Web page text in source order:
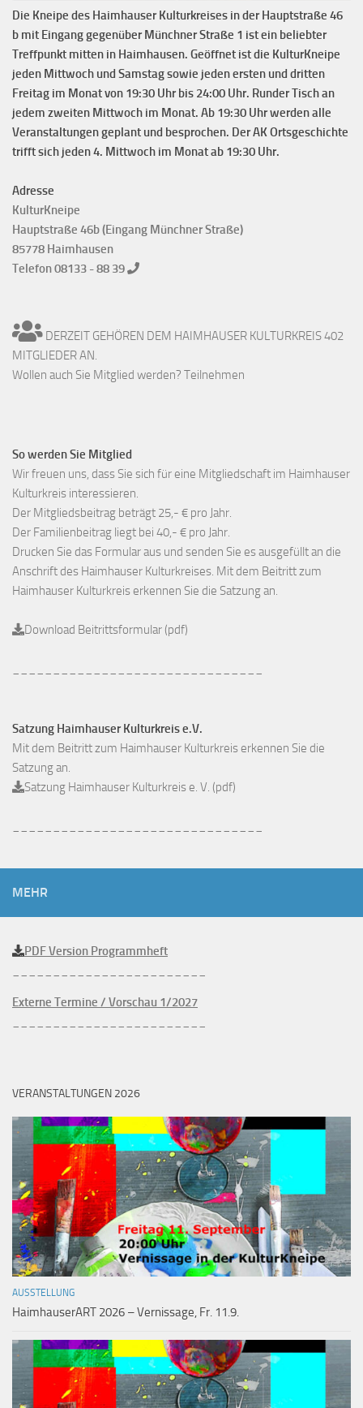
Die Kneipe des Haimhauser Kulturkreises in der Hauptstraße 46
b mit Eingang gegenüber Münchner Straße 1 ist ein beliebter
Treffpunkt mitten in Haimhausen. Geöffnet ist die KulturKneipe
jeden Mittwoch und Samstag sowie jeden ersten und dritten
Freitag im Monat von 19:30 Uhr bis 24:00 Uhr. Runder Tisch an
jedem zweiten Mittwoch im Monat. Ab 19:30 Uhr werden alle
Veranstaltungen geplant und besprochen. Der AK Ortsgeschichte
trifft sich jeden 4. Mittwoch im Monat ab 19:30 Uhr.
Adresse
KulturKneipe
Hauptstraße 46b (Eingang Münchner Straße)
85778 Haimhausen
Telefon 08133 - 88 39
DERZEIT GEHÖREN DEM HAIMHAUSER KULTURKREIS 402
MITGLIEDER AN.
Wollen auch Sie Mitglied werden? Teilnehmen
So werden Sie Mitglied
Wir freuen uns, dass Sie sich für eine Mitgliedschaft im Haimhauser
Kulturkreis interessieren.
Der Mitgliedsbeitrag beträgt 25,- € pro Jahr.
Der Familienbeitrag liegt bei 40,- € pro Jahr.
Drucken Sie das Formular aus und senden Sie es ausgefüllt an die
Anschrift des Haimhauser Kulturkreises. Mit dem Beitritt zum
Haimhauser Kulturkreis erkennen Sie die Satzung an.
Download Beitrittsformular (pdf)
Satzung Haimhauser Kulturkreis e.V.
Mit dem Beitritt zum Haimhauser Kulturkreis erkennen Sie die
Satzung an.
Satzung Haimhauser Kulturkreis e. V. (pdf)
MEHR
PDF Version Programmheft
Externe Termine / Vorschau 1/2027
VERANSTALTUNGEN 2026
AUSSTELLUNG
HaimhauserART 2026 – Vernissage, Fr. 11.9.